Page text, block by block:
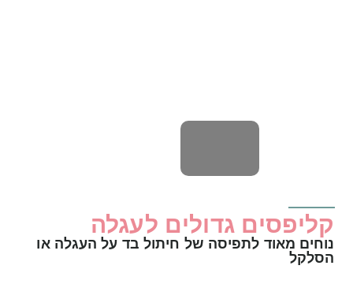
קליפסים גדולים לעגלה
נוחים מאוד לתפיסה של חיתול בד על העגלה או
הסלקל